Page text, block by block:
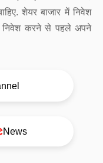
शेयर बाजार में निवेश
निवेश करने से पहले अपने
News